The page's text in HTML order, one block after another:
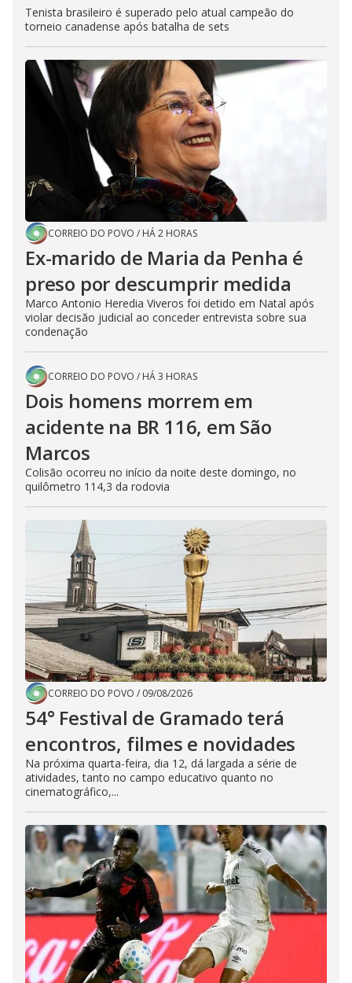
Tenista brasileiro é superado pelo atual campeão do
torneio canadense após batalha de sets
CORREIO DO POVO / HÁ 2 HORAS
Ex-marido de Maria da Penha é
preso por descumprir medida
Marco Antonio Heredia Viveros foi detido em Natal após
violar decisão judicial ao conceder entrevista sobre sua
condenação
CORREIO DO POVO / HÁ 3 HORAS
Dois homens morrem em
acidente na BR 116, em São
Marcos
Colisão ocorreu no início da noite deste domingo, no
quilômetro 114,3 da rodovia
CORREIO DO POVO / 09/08/2026
54° Festival de Gramado terá
encontros, filmes e novidades
Na próxima quarta-feira, dia 12, dá largada a série de
atividades, tanto no campo educativo quanto no
cinematográfico,...